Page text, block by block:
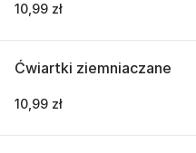
10,99 zł
Ćwiartki ziemniaczane
10,99 zł